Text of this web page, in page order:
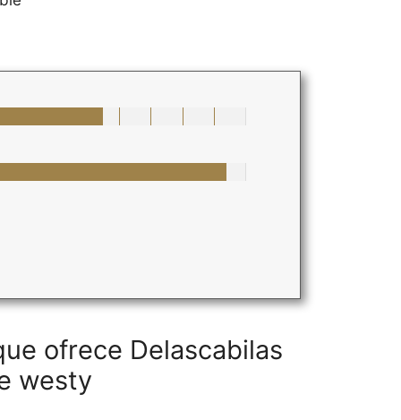
ofrece Delascabilas
westy